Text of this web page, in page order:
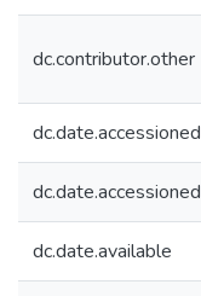
dc.contributor.other
dc.date.accessioned
dc.date.accessioned
dc.date.available